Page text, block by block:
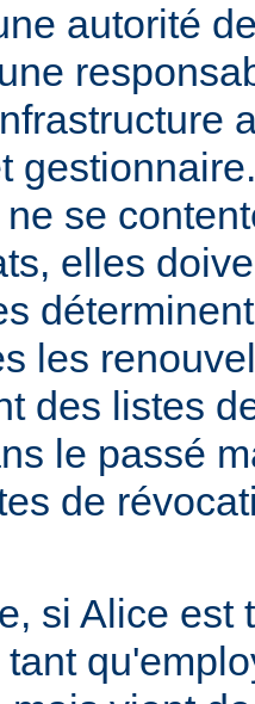
autorité
se
elles
les
des listes
le passé
de
si Alice est